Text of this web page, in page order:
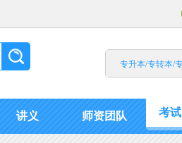
专升本/专转本/
讲义 师资团队 考